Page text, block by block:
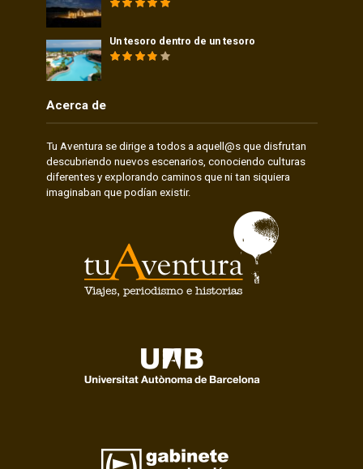
Un tesoro dentro de un tesoro
Acerca de
Tu Aventura se dirige a todos a aquell@s que disfrutan
descubriendo nuevos escenarios, conociendo culturas
diferentes y explorando caminos que ni tan siquiera
imaginaban que podían existir.